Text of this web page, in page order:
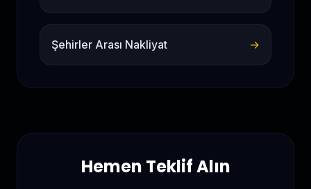
Şehirler Arası Nakliyat →
Hemen Teklif Alın